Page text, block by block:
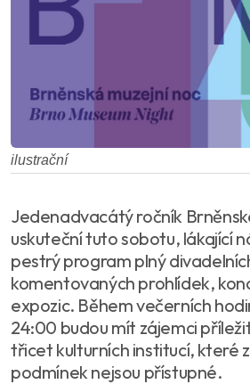
ilustrační
Jedenadvacátý ročník
uskuteční tuto sobotu, lákající
pestrý program plný
komentovaných prohlídek,
expozic. Během večerních
24:00 budou mít zájemci
třicet kulturních institucí, které
podmínek nejsou přístupné.